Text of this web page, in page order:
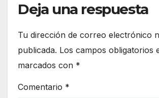
Deja una respuesta
Tu dirección de correo electrónico
publicada. Los campos obligatorios
marcados con *
Comentario *